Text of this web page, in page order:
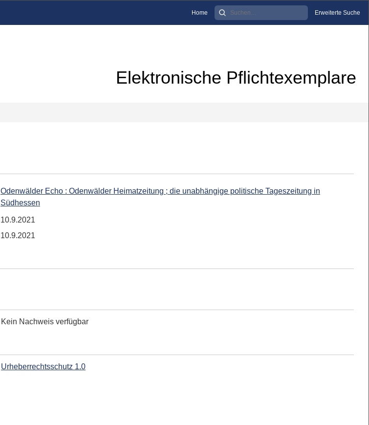
Home Erweiterte Suche
Elektronische Pflichtexemplare
Odenwälder Echo : Odenwälder Heimatzeitung ; die unabhängige politische Tageszeitung in
Südhessen
10.9.2021
10.9.2021
Kein Nachweis verfügbar
Urheberrechtsschutz 1.0